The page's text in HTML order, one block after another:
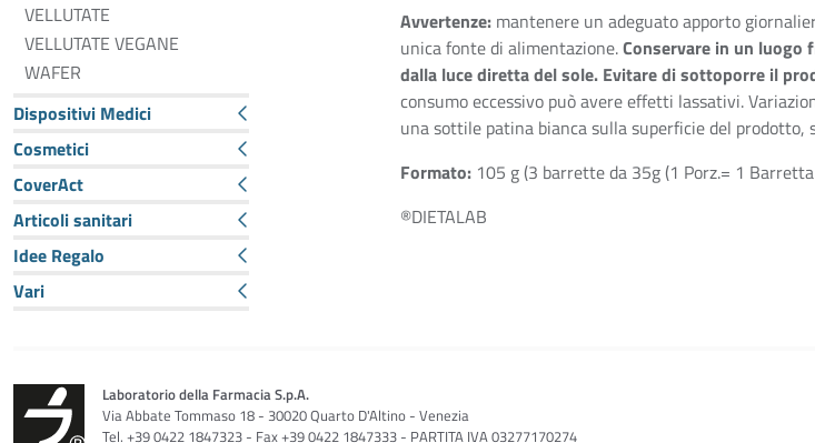
VELLUTATE
VELLUTATE VEGANE
WAFER
Dispositivi Medici
Cosmetici
CoverAct
Articoli sanitari
Idee Regalo
Vari
Avvertenze: mantenere un adeguato apporto
unica fonte di alimentazione.Conservare in un luogo
dalla luce diretta del sole. Evitare di sottoporre il
consumo eccessivo può avere effetti lassativi.
una sottile patina bianca sulla superficie del prodotto,
Formato: 105 g (3 barrette da 35g (1 Porz.= 1
®DIETALAB
Laboratorio della Farmacia S.p.A.
Via Abbate Tommaso 18 - 30020 Quarto D'Altino - Venezia
Tel. +39 0422 1847323 - Fax +39 0422 1847333 - PARTITA IVA 03277170274